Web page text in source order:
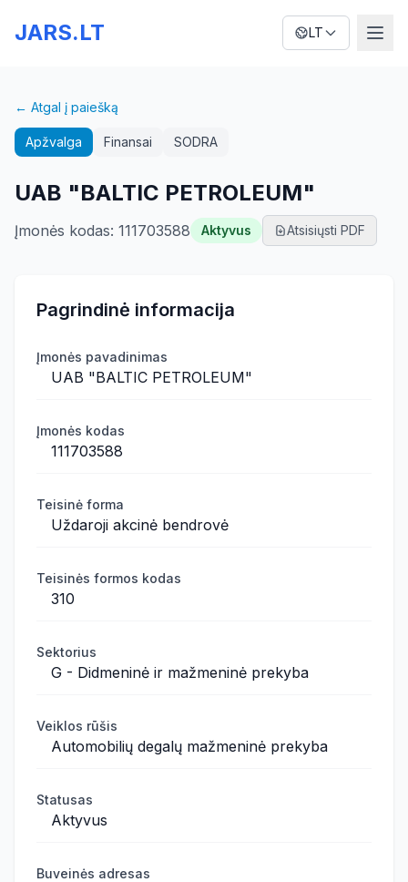
JARS.LT LT
← Atgal į paiešką
Apžvalga Finansai SODRA
UAB "BALTIC PETROLEUM"
Įmonės kodas: 111703588 Aktyvus Atsisiųsti PDF
Pagrindinė informacija
Įmonės pavadinimas
UAB "BALTIC PETROLEUM"
Įmonės kodas
111703588
Teisinė forma
Uždaroji akcinė bendrovė
Teisinės formos kodas
310
Sektorius
G - Didmeninė ir mažmeninė prekyba
Veiklos rūšis
Automobilių degalų mažmeninė prekyba
Statusas
Aktyvus
Buveinės adresas